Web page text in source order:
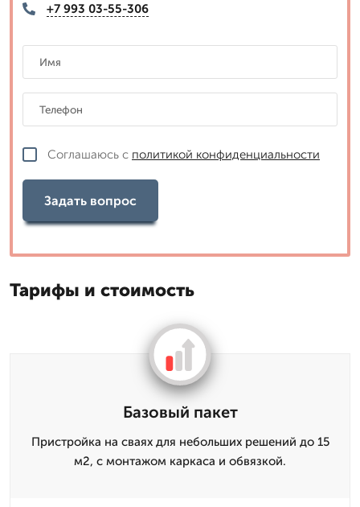
+7 993 03-55-306
Соглашаюсь с политикой конфиденциальности
Задать вопрос
Тарифы и стоимость
Базовый пакет
Пристройка на сваях для небольших решений до 15
м2, с монтажом каркаса и обвязкой.